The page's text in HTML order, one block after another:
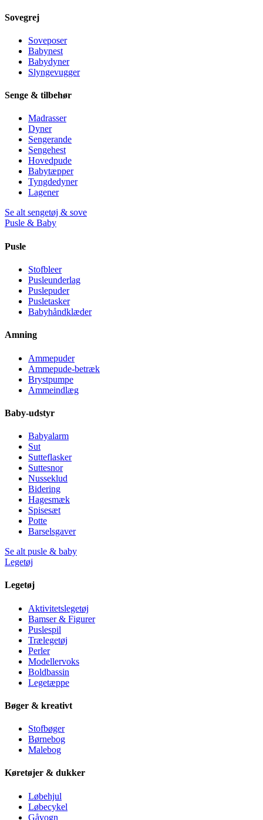
Sovegrej
Soveposer
Babynest
Babydyner
Slyngevugger
Senge & tilbehør
Madrasser
Dyner
Sengerande
Sengehest
Hovedpude
Babytæpper
Tyngdedyner
Lagener
Se alt sengetøj & sove
Pusle & Baby
Pusle
Stofbleer
Pusleunderlag
Puslepuder
Pusletasker
Babyhåndklæder
Amning
Ammepuder
Ammepude-betræk
Brystpumpe
Ammeindlæg
Baby-udstyr
Babyalarm
Sut
Sutteflasker
Suttesnor
Nusseklud
Bidering
Hagesmæk
Spisesæt
Potte
Barselsgaver
Se alt pusle & baby
Legetøj
Legetøj
Aktivitetslegetøj
Bamser & Figurer
Puslespil
Trælegetøj
Perler
Modellervoks
Boldbassin
Legetæppe
Bøger & kreativt
Stofbøger
Børnebog
Malebog
Køretøjer & dukker
Løbehjul
Løbecykel
Gåvogn